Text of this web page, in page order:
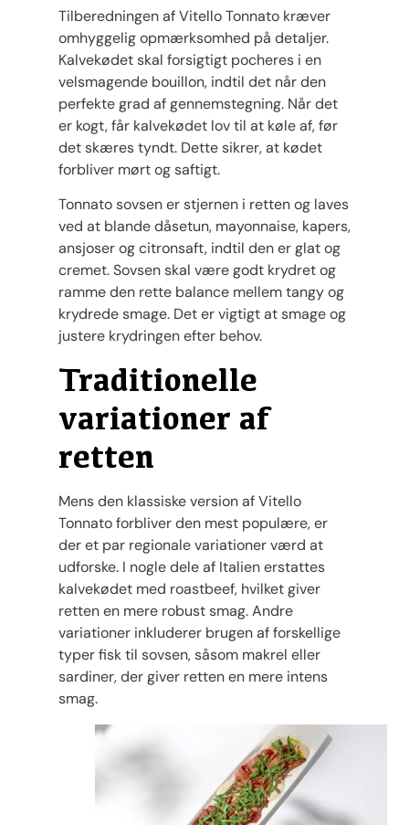
Tilberedningen af Vitello Tonnato kræver
omhyggelig opmærksomhed på detaljer.
Kalvekødet skal forsigtigt pocheres i en
velsmagende bouillon, indtil det når den
perfekte grad af gennemstegning. Når det
er kogt, får kalvekødet lov til at køle af, før
det skæres tyndt. Dette sikrer, at kødet
forbliver mørt og saftigt.
Tonnato sovsen er stjernen i retten og laves
ved at blande dåsetun, mayonnaise, kapers,
ansjoser og citronsaft, indtil den er glat og
cremet. Sovsen skal være godt krydret og
ramme den rette balance mellem tangy og
krydrede smage. Det er vigtigt at smage og
justere krydringen efter behov.
Traditionelle
variationer af
retten
Mens den klassiske version af Vitello
Tonnato forbliver den mest populære, er
der et par regionale variationer værd at
udforske. I nogle dele af Italien erstattes
kalvekødet med roastbeef, hvilket giver
retten en mere robust smag. Andre
variationer inkluderer brugen af forskellige
typer fisk til sovsen, såsom makrel eller
sardiner, der giver retten en mere intens
smag.